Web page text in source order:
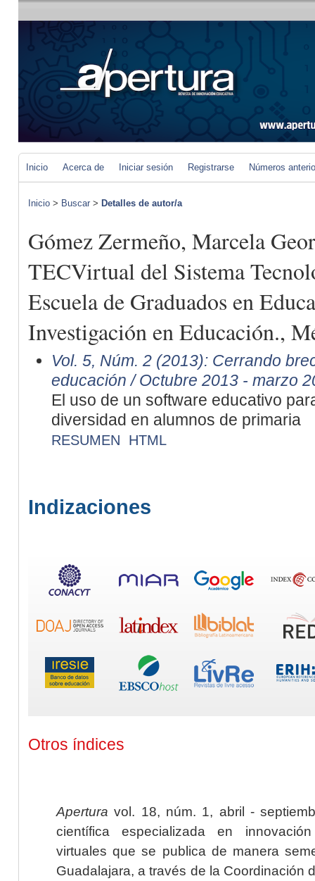
Inicio Acerca de Iniciar sesión Registrarse Números
Inicio > Buscar > Detalles de autor/a
Gómez Zermeño, Marcela
TECVirtual del Sistema
Escuela de Graduados en
Investigación en Educación.,
Vol. 5, Núm. 2 (2013): Cerrando
educación / Octubre 2013 - marzo
El uso de un software educativo
diversidad en alumnos de primaria
RESUMEN HTML
Indizaciones
Otros índices
Apertura vol. 18, núm. 1, abril -
científica especializada en
virtuales que se publica de manera
Guadalajara, a través de la Coordinación